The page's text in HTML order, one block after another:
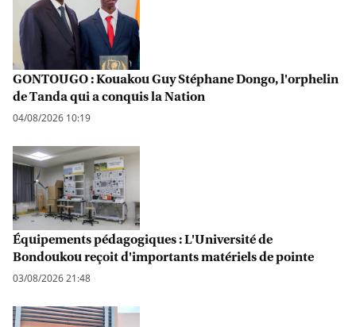
GONTOUGO : Kouakou Guy Stéphane Dongo, l'orphelin
de Tanda qui a conquis la Nation
04/08/2026 10:19
Équipements pédagogiques : L'Université de
Bondoukou reçoit d'importants matériels de pointe
03/08/2026 21:48